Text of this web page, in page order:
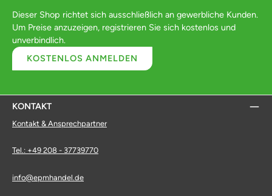
Dieser Shop richtet sich ausschließlich an gewerbliche Kunden.
Um Preise anzuzeigen, registrieren Sie sich kostenlos und
unverbindlich.
KOSTENLOS ANMELDEN
KONTAKT
Kontakt & Ansprechpartner
Tel.: +49 208 - 37739770
info@epmhandel.de